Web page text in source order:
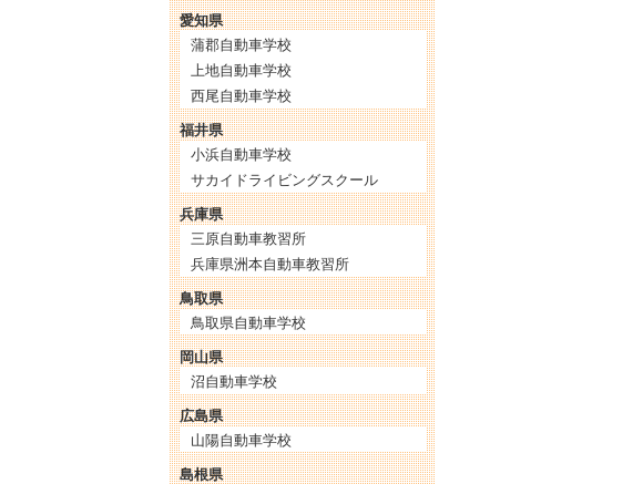
愛知県
蒲郡自動車学校
上地自動車学校
西尾自動車学校
福井県
小浜自動車学校
サカイドライビングスクール
兵庫県
三原自動車教習所
兵庫県洲本自動車教習所
鳥取県
鳥取県自動車学校
岡山県
沼自動車学校
広島県
山陽自動車学校
島根県